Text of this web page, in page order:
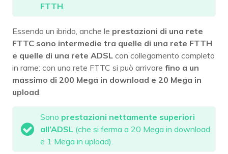
FTTH
Essendo un ibrido, anche le prestazioni di una rete
FTTC sono intermedie tra quelle di una rete FTTH
e quelle di una rete ADSL con collegamento completo
in rame: con una rete FTTC si può arrivare fino a un
massimo di 200 Mega in download e 20 Mega in
upload
Sono prestazioni nettamente superiori
all’ADSL (che si ferma a 20 Mega in download
e 1 Mega in upload).